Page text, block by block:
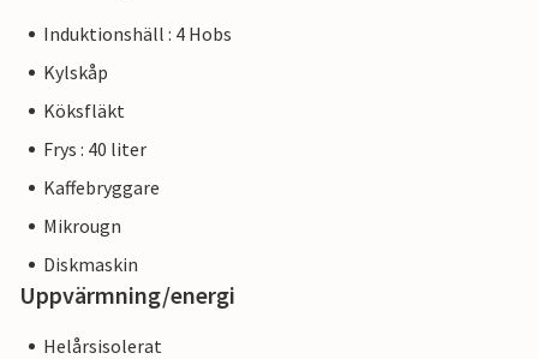
Induktionshäll : 4 Hobs
Kylskåp
Köksfläkt
Frys : 40 liter
Kaffebryggare
Mikrougn
Diskmaskin
Uppvärmning/energi
Helårsisolerat